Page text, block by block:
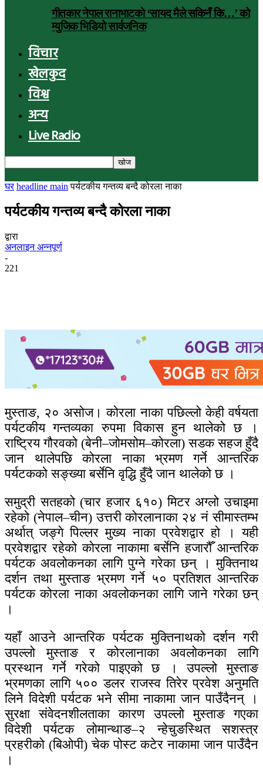
गीतकार नेपाल रानाभाटको ‘सायद मैले सकिनँ कि…’ को
म्युजिक भिडियो सार्वजनिक
विचार
खेलकुद
विश्व
अन्य
Live Radio
घर headline main पर्यटकीय गन्तव्य बन्दै कोरला नाका
पर्यटकीय गन्तव्य बन्दै कोरला नाका
द्वारा
अनलाइन अन्नपूर्ण
-
221
मुस्ताङ, २० असोज। कोरला नाका पछिल्लो केही वर्षयता
पर्यटकीय गन्तव्यका रुपमा विकास हुन थालेको छ ।
राष्ट्रिय गौरवको (बेनी–जोमसोम–कोरला) सडक सहज हुँदै
जान थालेपछि कोरला नाका भ्रमण गर्ने आन्तरिक
पर्यटकको सङ्ख्या बर्सेनि वृद्धि हुँदै जान थालेको छ ।
समुद्री सतहको (चार हजार ६१०) मिटर अग्लो उचाइमा
रहेको (नेपाल–चीन) उत्तरी कोरलानाका २४ नं सीमास्तम्भ
अर्थात् जङ्गे पिल्लर मुख्य नाका प्रवेशद्वार हो । यही
प्रवेशद्वार रहेको कोरला नाकामा बर्सेनि हजारौँ आन्तरिक
पर्यटक अवलोकनका लागि पुग्ने गरेका छन् । मुक्तिनाथ
दर्शन तथा मुस्ताङ भ्रमण गर्ने ५० प्रतिशत आन्तरिक
पर्यटक कोरला नाका अवलोकनका लागि जाने गरेका छन्
।
यहाँ आउने आन्तरिक पर्यटक मुक्तिनाथको दर्शन गरी
उपल्लो मुस्ताङ र कोरलानाका अवलोकनका लागि
प्रस्थान गर्ने गरेको पाइएको छ । उपल्लो मुस्ताङ
भ्रमणका लागि ५०० डलर राजस्व तिरेर प्रवेश अनुमति
लिने विदेशी पर्यटक भने सीमा नाकामा जान पाउँदैनन् ।
सुरक्षा संवेदनशीलताका कारण उपल्लो मुस्ताङ गएका
विदेशी पर्यटक लोमान्थाङ–२ न्हेचुङस्थित सशस्त्र
प्रहरीको (बिओपी) चेक पोस्ट कटेर नाकामा जान पाउँदैन
।